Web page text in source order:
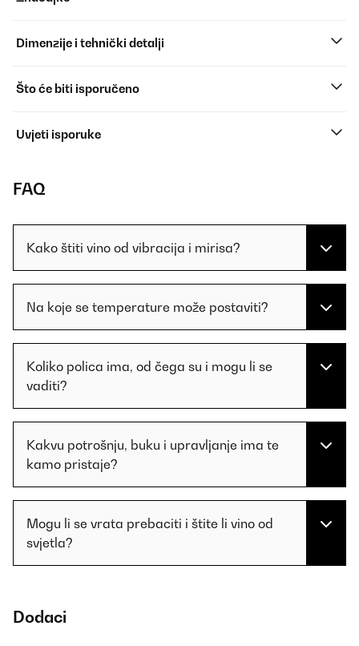
Dimenzije i tehnički detalji
Što će biti isporučeno
Uvjeti isporuke
FAQ
Kako štiti vino od vibracija i mirisa?
Na koje se temperature može postaviti?
Koliko polica ima, od čega su i mogu li se
vaditi?
Kakvu potrošnju, buku i upravljanje ima te
kamo pristaje?
Mogu li se vrata prebaciti i štite li vino od
svjetla?
Dodaci